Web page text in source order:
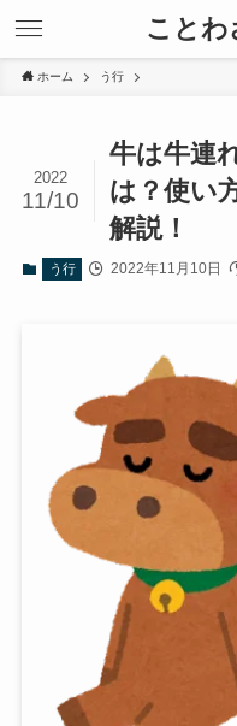
ことわ
ホーム う行
牛は牛連
は？使い
解説！
2022
11/10
う行 2022年11月10日